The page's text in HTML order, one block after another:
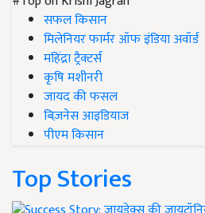
मिलेनियर फार्मर ऑफ इंडिया अवॉर्ड
महिंद्रा ट्रैक्टर्स
कृषि मशीनरी
जायद की फसल
बिज़नेस आइडियाज
पीएम किसान
Top Stories